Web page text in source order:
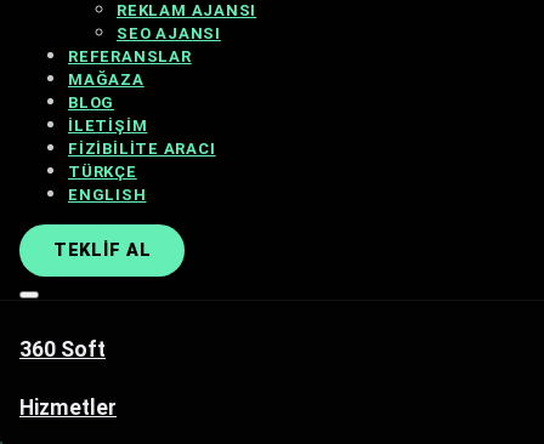
REKLAM AJANSI
SEO AJANSI
REFERANSLAR
MAĞAZA
BLOG
İLETIŞIM
FIZIBILITE ARACI
TÜRKÇE
ENGLISH
TEKLIF AL
360 Soft
Hizmetler